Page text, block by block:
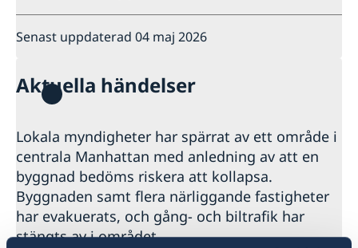
Senast uppdaterad 04 maj 2026
Aktuella händelser
Lokala myndigheter har spärrat av ett område i
centrala Manhattan med anledning av att en
byggnad bedöms riskera att kollapsa.
Byggnaden samt flera närliggande fastigheter
har evakuerats, och gång- och biltrafik har
stängts av i området.